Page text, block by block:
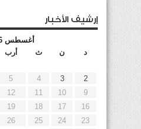
إرشيف الأخبار
أغسطس 2026
د
ن ث أرب
2
3
4
5
9
10
11
12
16
17
18
19
23
24
25
26